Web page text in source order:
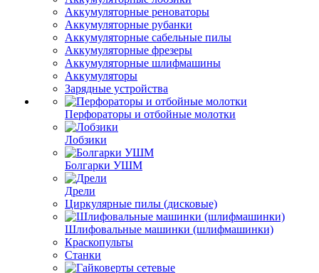
Аккумуляторные реноваторы
Аккумуляторные рубанки
Аккумуляторные сабельные пилы
Аккумуляторные фрезеры
Аккумуляторные шлифмашины
Аккумуляторы
Зарядные устройства
Перфораторы и отбойные молотки
Лобзики
Болгарки УШМ
Дрели
Циркулярные пилы (дисковые)
Шлифовальные машинки (шлифмашинки)
Краскопульты
Станки